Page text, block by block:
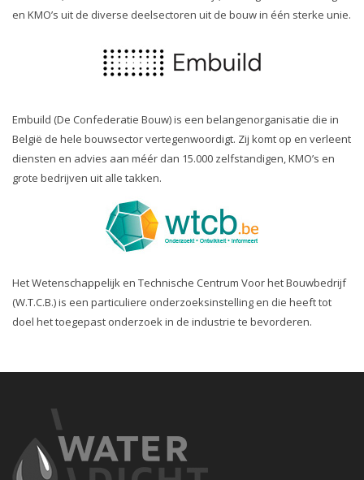
en KMO’s uit de diverse deelsectoren uit de bouw in één sterke unie.
Embuild (De Confederatie Bouw) is een belangenorganisatie die in
België de hele bouwsector vertegenwoordigt. Zij komt op en verleent
diensten en advies aan méér dan 15.000 zelfstandigen, KMO’s en
grote bedrijven uit alle takken.
Het Wetenschappelijk en Technische Centrum Voor het Bouwbedrijf
(W.T.C.B.) is een particuliere onderzoeksinstelling en die heeft tot
doel het toegepast onderzoek in de industrie te bevorderen.